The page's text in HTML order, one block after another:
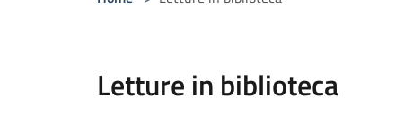
Letture in biblioteca